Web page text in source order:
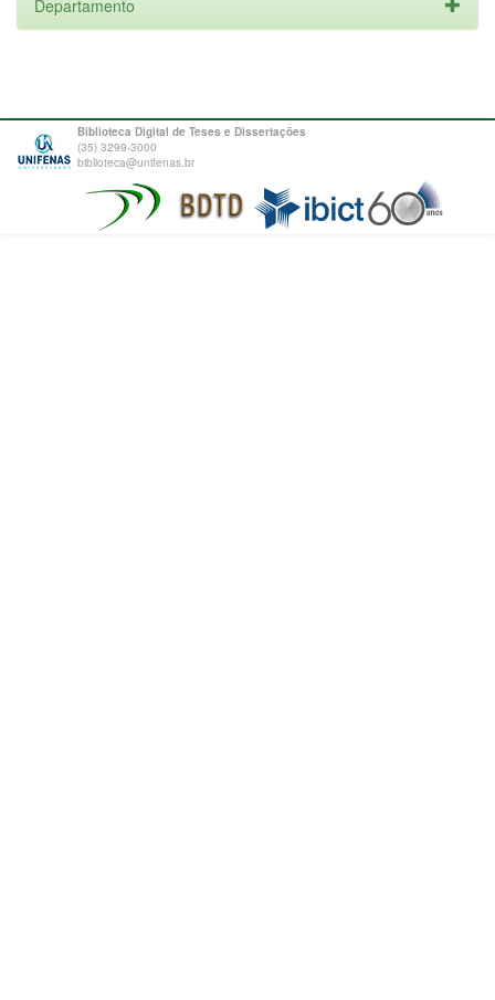
Departamento
Biblioteca Digital de Teses e Dissertações
(35) 3299-3000
biblioteca@unifenas.br